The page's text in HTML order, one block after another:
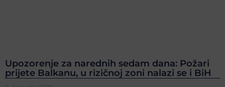
Upozorenje za narednih sedam dana: Požari
prijete Balkanu, u rizičnoj zoni nalazi se i BiH